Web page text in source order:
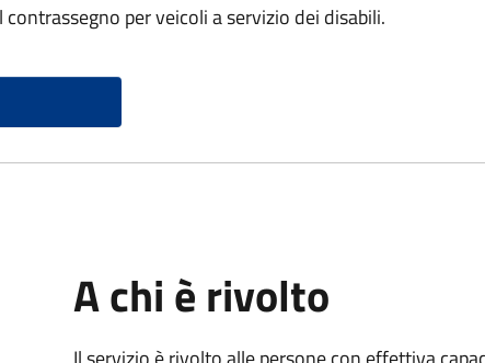
per veicoli a servizio dei disabili.
A chi è rivolto